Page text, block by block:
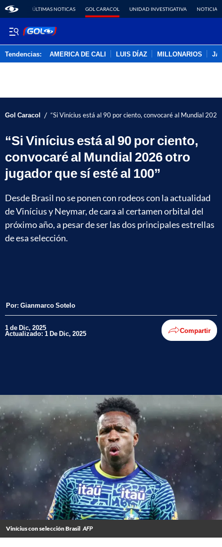
ÚLTIMAS NOTICAS GOL CARACOL UNIDAD INVESTIGATIVA NOTICIAS
Tendencias: AMERICA DE CALI LUIS DÍAZ MILLONARIOS
Gol Caracol / “Si Vinícius está al 90 por ciento, convocaré al Mundial
“Si Vinícius está al 90 por ciento,
convocaré al Mundial 2026 otro
jugador que sí esté al 100”
Desde Brasil no se ponen con rodeos con la actualidad
de Vinícius y Neymar, de cara al certamen orbital del
próximo año, a pesar de ser las dos principales estrellas
de esa selección.
Por: Gianmarco Sotelo
1 de Dic, 2025
Actualizado: 1 De Dic, 2025 Compartir
Vinícius con selección Brasil AFP